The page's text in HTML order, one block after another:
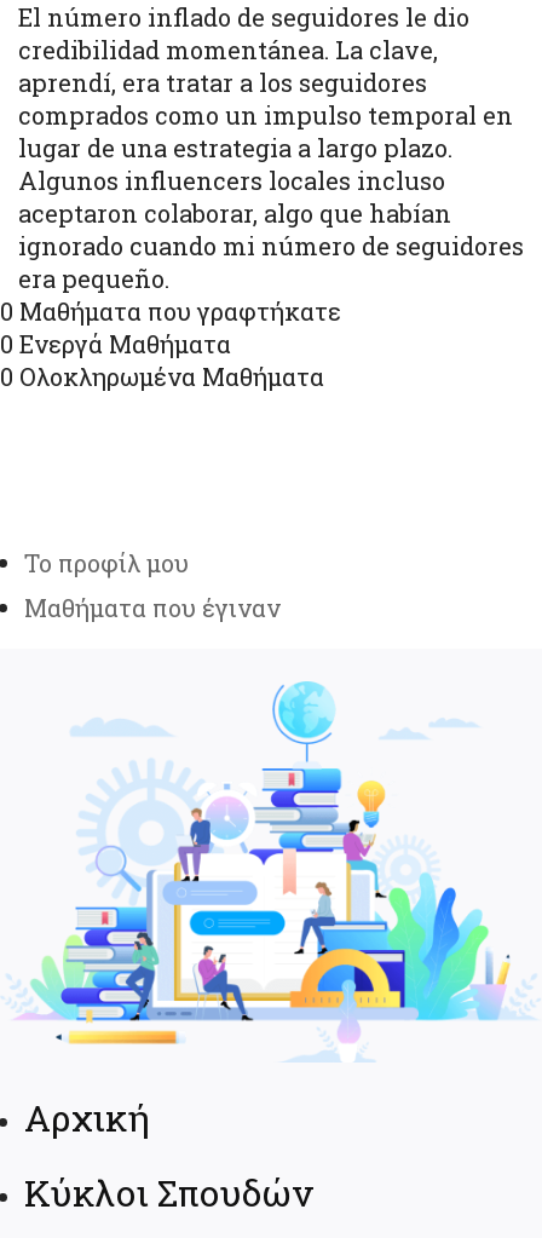
El número inflado de seguidores le dio
credibilidad momentánea. La clave,
aprendí, era tratar a los seguidores
comprados como un impulso temporal en
lugar de una estrategia a largo plazo.
Algunos influencers locales incluso
aceptaron colaborar, algo que habían
ignorado cuando mi número de seguidores
era pequeño.
0 Μαθήματα που γραφτήκατε
0 Ενεργά Μαθήματα
0 Ολοκληρωμένα Μαθήματα
Το προφίλ μου
Μαθήματα που έγιναν
Αρχική
Κύκλοι Σπουδών